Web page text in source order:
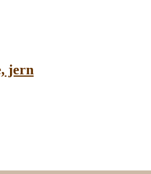
jern